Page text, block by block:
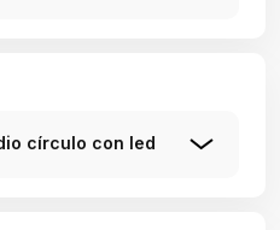
círculo con led